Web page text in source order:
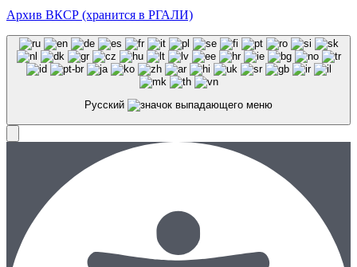
Архив ВКСР (хранится в РГАЛИ)
Русский